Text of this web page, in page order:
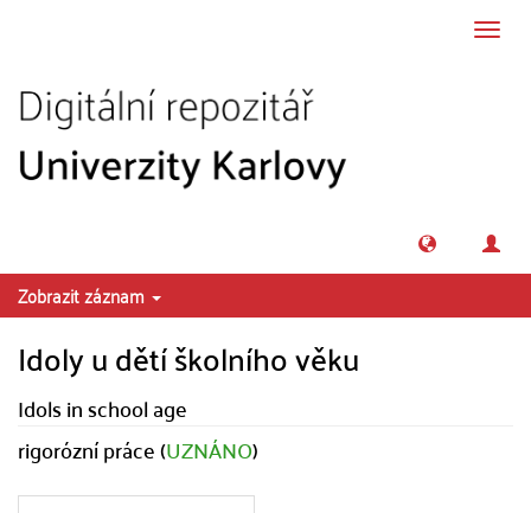
Zobrazit záznam
Idoly u dětí školního věku
Idols in school age
rigorózní práce (UZNÁNO)